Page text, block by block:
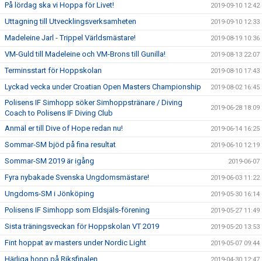
På lördag ska vi Hoppa för Livet! 2019-09-10 12:42
Uttagning till Utvecklingsverksamheten 2019-09-10 12:33
Madeleine Jarl - Trippel Världsmästare! 2019-08-19 10:36
VM-Guld till Madeleine och VM-Brons till Gunilla! 2019-08-13 22:07
Terminsstart för Hoppskolan 2019-08-10 17:43
Lyckad vecka under Croatian Open Masters Championship 2019-08-02 16:45
Polisens IF Simhopp söker Simhoppstränare / Diving
Coach to Polisens IF Diving Club
2019-06-28 18:09
Anmäl er till Dive of Hope redan nu! 2019-06-14 16:25
Sommar-SM bjöd på fina resultat 2019-06-10 12:19
Sommar-SM 2019 är igång 2019-06-07
Fyra nybakade Svenska Ungdomsmästare! 2019-06-03 11:22
Ungdoms-SM i Jönköping 2019-05-30 16:14
Polisens IF Simhopp som Eldsjäls-förening 2019-05-27 11:49
Sista träningsveckan för Hoppskolan VT 2019 2019-05-20 13:53
Fint hoppat av masters under Nordic Light 2019-05-07 09:44
Härliga hopp på Riksfinalen